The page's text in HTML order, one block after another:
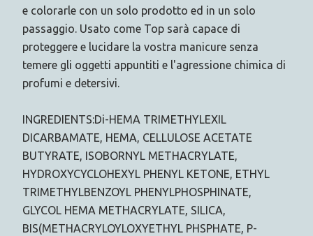
e colorarle con un solo prodotto ed in un solo
passaggio. Usato come Top sarà capace di
proteggere e lucidare la vostra manicure senza
temere gli oggetti appuntiti e l'agressione chimica di
profumi e detersivi.
INGREDIENTS:Di-HEMA TRIMETHYLEXIL
DICARBAMATE, HEMA, CELLULOSE ACETATE
BUTYRATE, ISOBORNYL METHACRYLATE,
HYDROXYCYCLOHEXYL PHENYL KETONE, ETHYL
TRIMETHYLBENZOYL PHENYLPHOSPHINATE,
GLYCOL HEMA METHACRYLATE, SILICA,
BIS(METHACRYLOYLOXYETHYL PHSPHATE, P-